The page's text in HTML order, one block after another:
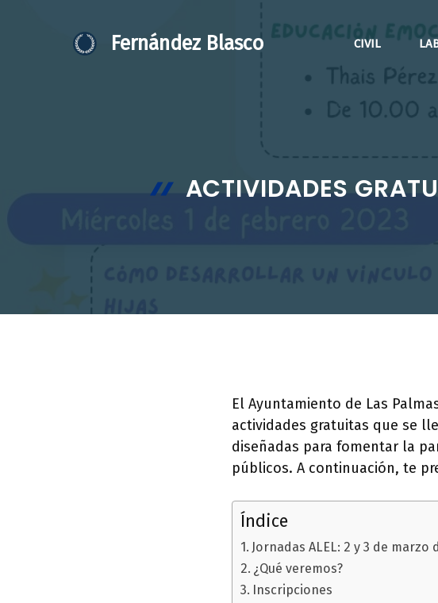
Fernández Blasco CIVIL
ACTIVIDADES
El Ayuntamiento de Las
actividades gratuitas que se
diseñadas para fomentar la
públicos. A continuación, te
Índice
Jornadas ALEL: 2 y 3 de
¿Qué veremos?
Inscripciones